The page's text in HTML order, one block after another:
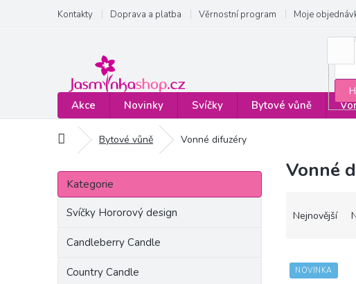
obsah
Kontakty Doprava a platba Věrnostní program Moje
Akce Novinky Svíčky Bytové vůně
Domů Bytové vůně Vonné difuzéry
P
s
Přeskočit
kategorie
Kategorie
Svíčky Hororový design
Candleberry Candle
Country Candle
Vonné
n
Nejnovější
V
ý NOVINKA